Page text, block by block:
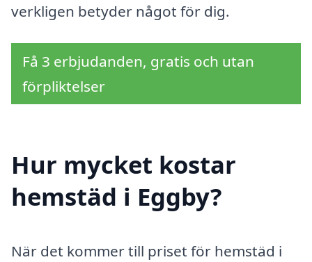
verkligen betyder något för dig.
Få 3 erbjudanden, gratis och utan
förpliktelser
Hur mycket kostar
hemstäd i Eggby?
När det kommer till priset för hemstäd i